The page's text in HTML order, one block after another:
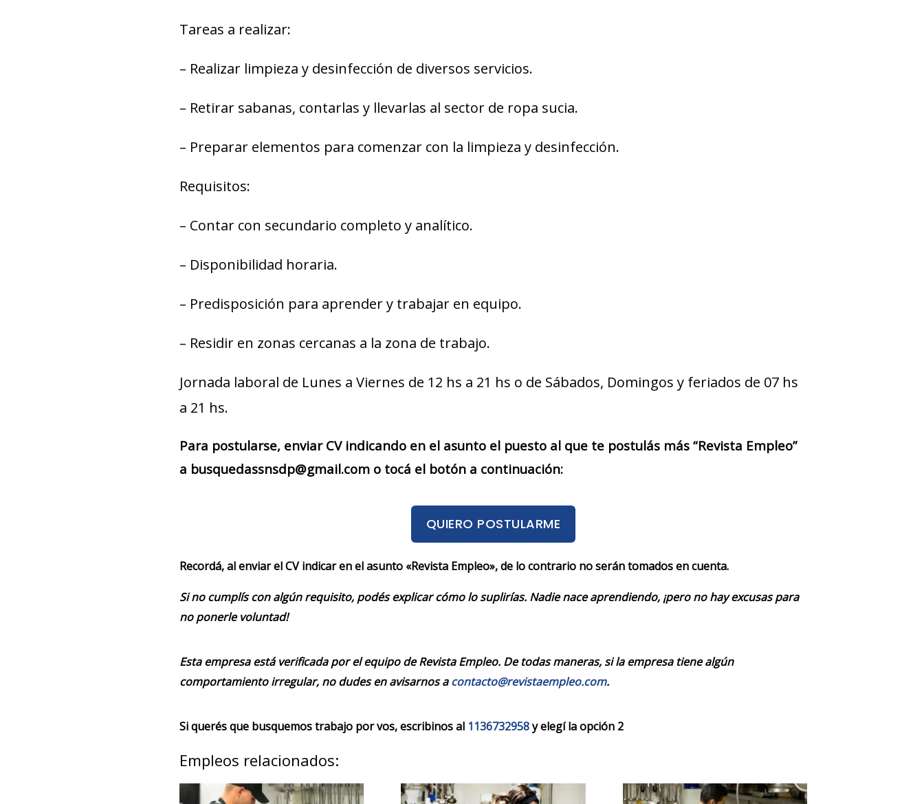
Tareas a realizar:
– Realizar limpieza y desinfección de diversos servicios.
– Retirar sabanas, contarlas y llevarlas al sector de ropa sucia.
– Preparar elementos para comenzar con la limpieza y desinfección.
Requisitos:
– Contar con secundario completo y analítico.
– Disponibilidad horaria.
– Predisposición para aprender y trabajar en equipo.
– Residir en zonas cercanas a la zona de trabajo.
Jornada laboral de Lunes a Viernes de 12 hs a 21 hs o de Sábados, Domingos y feriados de 07 hs
a 21 hs.
Para postularse, enviar CV indicando en el asunto el puesto al que te postulás más “Revista Empleo”
a busquedassnsdp@gmail.com o tocá el botón a continuación:
QUIERO POSTULARME
Recordá, al enviar el CV indicar en el asunto «Revista Empleo», de lo contrario no serán tomados en cuenta.
Si no cumplís con algún requisito, podés explicar cómo lo suplirías. Nadie nace aprendiendo, ¡pero no hay excusas para
no ponerle voluntad!
Esta empresa está verificada por el equipo de Revista Empleo. De todas maneras, si la empresa tiene algún
comportamiento irregular, no dudes en avisarnos acontacto@revistaempleo.com.
Si querés que busquemos trabajo por vos, escribinos al 1136732958y elegí la opción 2
Empleos relacionados: